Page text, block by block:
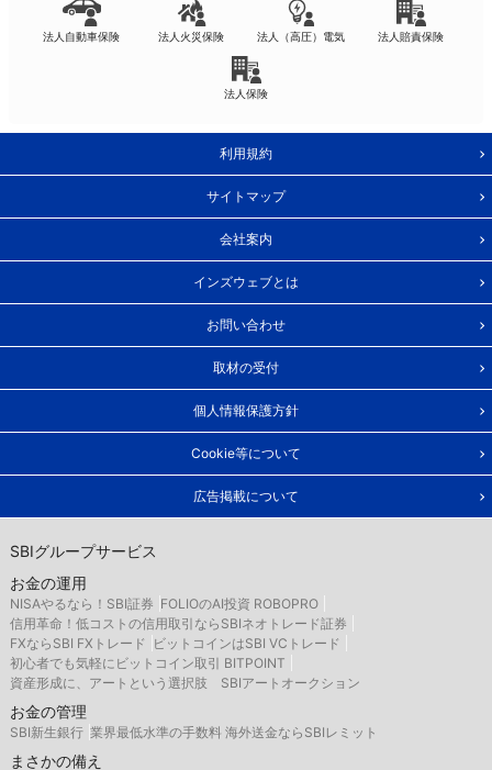
法人自動車保険 法人火災保険 法人（高圧）電気 法人賠責保険
法人保険
利用規約
サイトマップ
会社案内
インズウェブとは
お問い合わせ
取材の受付
個人情報保護方針
Cookie等について
広告掲載について
SBIグループサービス
お金の運用
NISAやるなら！SBI証券 FOLIOのAI投資 ROBOPRO
信用革命！低コストの信用取引ならSBIネオトレード証券
FXならSBI FXトレード
ビットコインはSBI VCトレード
初心者でも気軽にビットコイン取引 BITPOINT
資産形成に、アートという選択肢 SBIアートオークション
お金の管理
SBI新生銀行 業界最低水準の手数料 海外送金ならSBIレミット
まさかの備え